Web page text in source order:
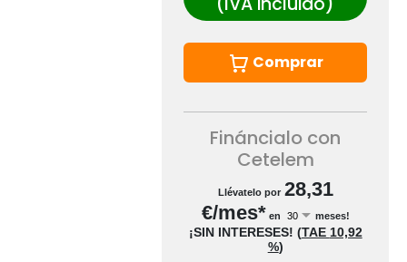
Comprar
Fináncialo con
Cetelem
Llévatelo por 28,31
€/mes* en meses!
¡SIN INTERESES! (TAE 10,92
%)